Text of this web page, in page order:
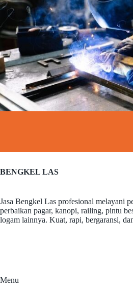
BENGKEL LAS
Jasa Bengkel Las profesional melayani
perbaikan pagar, kanopi, railing, pintu
logam lainnya. Kuat, rapi, bergaransi,
Menu